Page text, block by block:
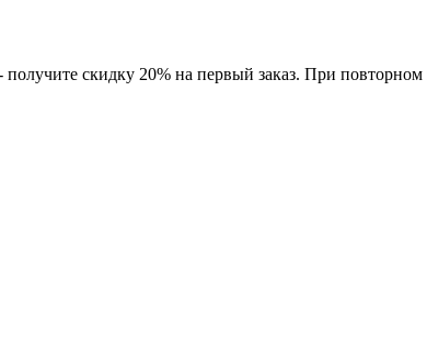
скидку 20% на первый заказ. При